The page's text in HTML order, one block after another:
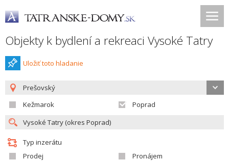
Objekty k bydlení a rekreaci Vysoké Tatry
Uložiť toto hladanie
Prešovský
Kežmarok
Poprad
Typ inzerátu
Prodej
Pronájem